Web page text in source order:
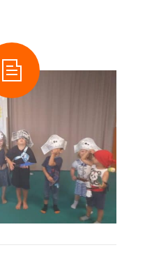
pro rodiče
stažení
odpovědi